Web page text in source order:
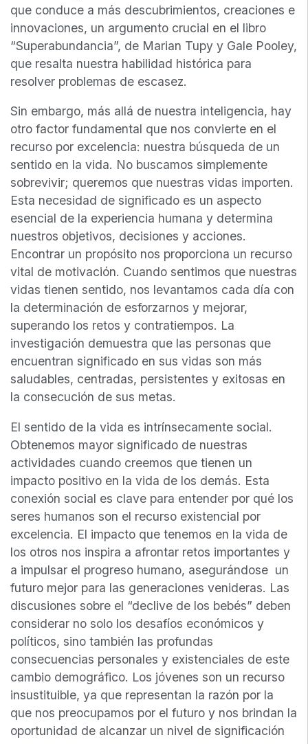
que conduce a más descubrimientos, creaciones e
innovaciones, un argumento crucial en el libro
“Superabundancia”, de Marian Tupy y Gale Pooley,
que resalta nuestra habilidad histórica para
resolver problemas de escasez.
Sin embargo, más allá de nuestra inteligencia, hay
otro factor fundamental que nos convierte en el
recurso por excelencia: nuestra búsqueda de un
sentido en la vida. No buscamos simplemente
sobrevivir; queremos que nuestras vidas importen.
Esta necesidad de significado es un aspecto
esencial de la experiencia humana y determina
nuestros objetivos, decisiones y acciones.
Encontrar un propósito nos proporciona un recurso
vital de motivación. Cuando sentimos que nuestras
vidas tienen sentido, nos levantamos cada día con
la determinación de esforzarnos y mejorar,
superando los retos y contratiempos. La
investigación demuestra que las personas que
encuentran significado en sus vidas son más
saludables, centradas, persistentes y exitosas en
la consecución de sus metas.
El sentido de la vida es intrínsecamente social.
Obtenemos mayor significado de nuestras
actividades cuando creemos que tienen un
impacto positivo en la vida de los demás. Esta
conexión social es clave para entender por qué los
seres humanos son el recurso existencial por
excelencia. El impacto que tenemos en la vida de
los otros nos inspira a afrontar retos importantes y
a impulsar el progreso humano, asegurándose un
futuro mejor para las generaciones venideras. Las
discusiones sobre el “declive de los bebés” deben
considerar no solo los desafíos económicos y
políticos, sino también las profundas
consecuencias personales y existenciales de este
cambio demográfico. Los jóvenes son un recurso
insustituible, ya que representan la razón por la
que nos preocupamos por el futuro y nos brindan la
oportunidad de alcanzar un nivel de significación